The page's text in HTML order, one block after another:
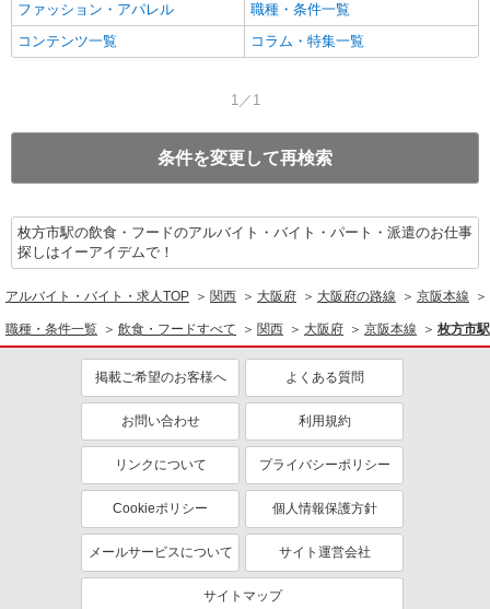
ファッション・アパレル
職種・条件一覧
コンテンツ一覧
コラム・特集一覧
1／1
条件を変更して再検索
枚方市駅の飲食・フードのアルバイト・バイト・パート・派遣のお仕事
探しはイーアイデムで！
アルバイト・バイト・求人TOP 関西 大阪府 大阪府の路線 京阪本線
職種・条件一覧 飲食・フードすべて 関西 大阪府 京阪本線 枚方市
掲載ご希望のお客様へ よくある質問
お問い合わせ 利用規約
リンクについて プライバシーポリシー
Cookieポリシー 個人情報保護方針
メールサービスについて サイト運営会社
サイトマップ